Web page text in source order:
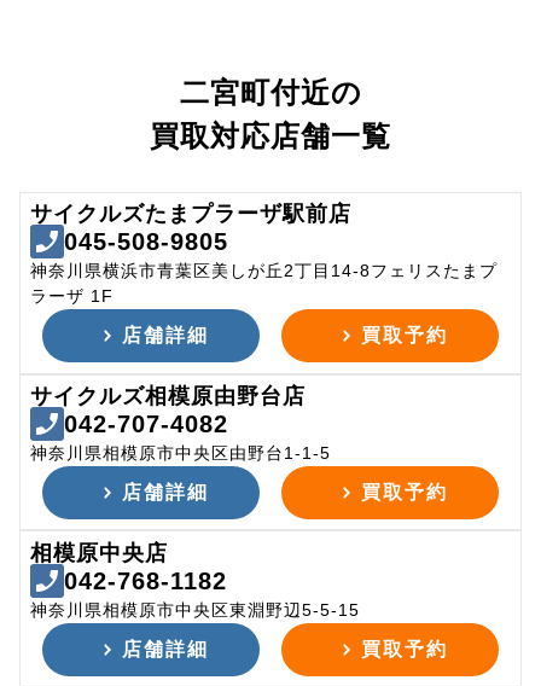
二宮町付近の
買取対応店舗一覧
サイクルズたまプラーザ駅前店
045-508-9805
神奈川県横浜市青葉区美しが丘2丁目14-8フェリスたまプ
ラーザ 1F
店舗詳細 買取予約
サイクルズ相模原由野台店
042-707-4082
神奈川県相模原市中央区由野台1-1-5
店舗詳細 買取予約
相模原中央店
042-768-1182
神奈川県相模原市中央区東淵野辺5-5-15
店舗詳細 買取予約